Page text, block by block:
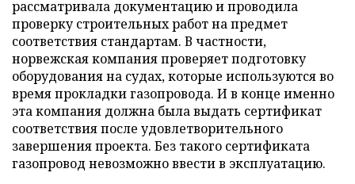
рассматривала документацию и проводила
проверку строительных работ на предмет
соответствия стандартам. В частности,
норвежская компания проверяет подготовку
оборудования на судах, которые используются во
время прокладки газопровода. И в конце именно
эта компания должна была выдать сертификат
соответствия после удовлетворительного
завершения проекта. Без такого сертификата
газопровод невозможно ввести в эксплуатацию.